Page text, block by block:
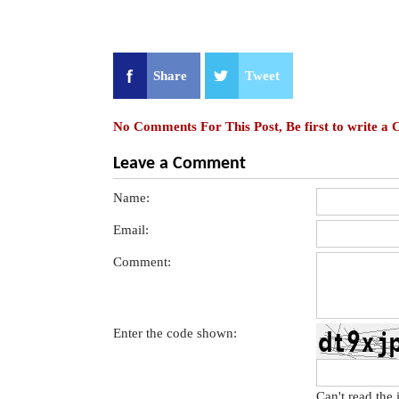
Share Tweet
No Comments For This Post, Be first to write a
Leave a Comment
Name:
Email:
Comment:
Enter the code shown: